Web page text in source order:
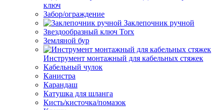
ключ
Забор/ограждение
Заклепочник ручной
Звездообразный ключ Torx
Земляной бур
Инструмент монтажный для кабельных стяжек
Кабельный чулок
Канистра
Карандаш
Катушка для шланга
Кисть/кисточка/помазок